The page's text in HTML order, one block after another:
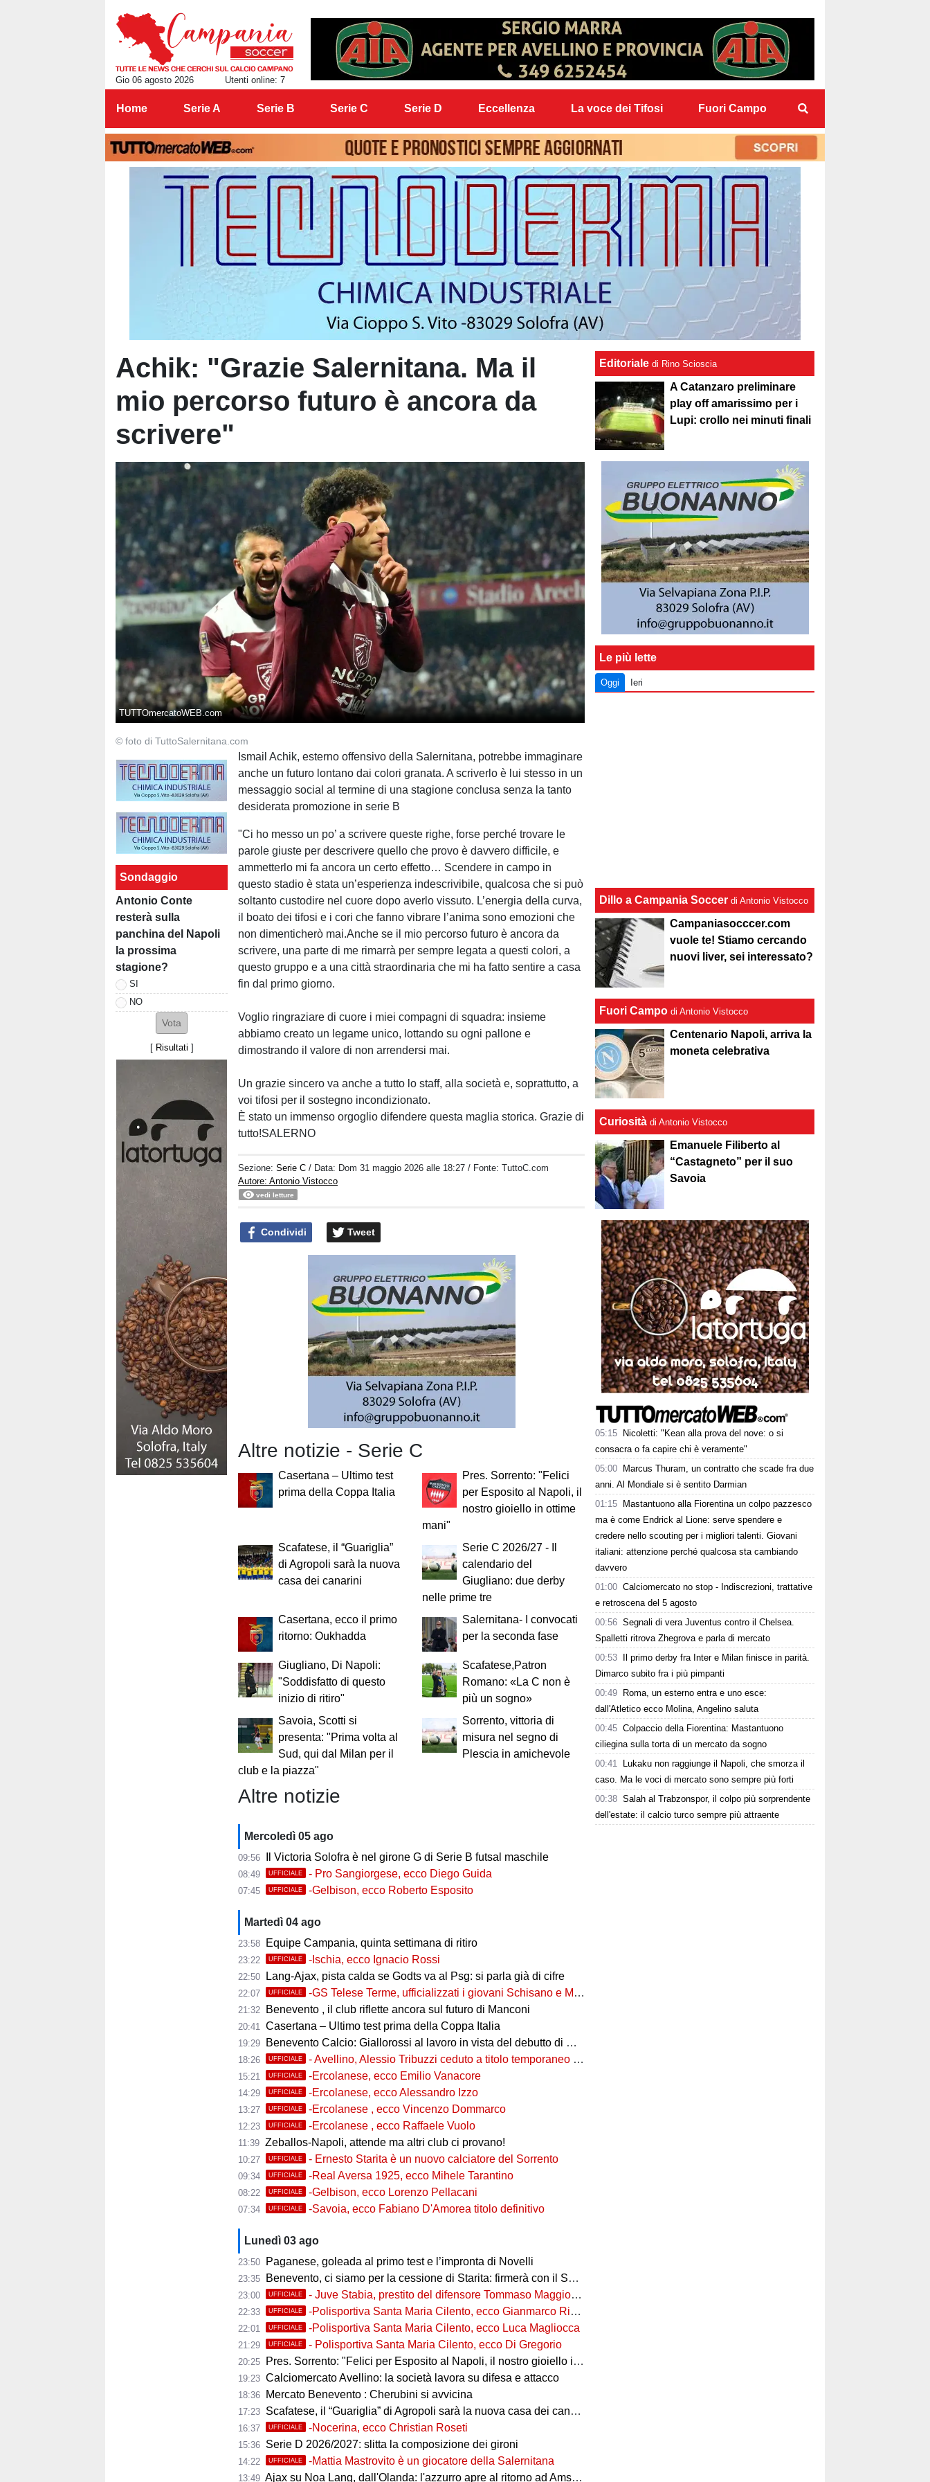
Gio 06 agosto 2026 Utenti online: 7
Home Serie A Serie B Serie C Serie D Eccellenza La voce dei Tifosi Fuori Campo
Achik: "Grazie Salernitana. Ma il
mio percorso futuro è ancora da
scrivere"
TUTTOmercatoWEB.com
© foto di TuttoSalernitana.com
Sondaggio
Antonio Conte
resterà sulla
panchina del Napoli
la prossima
stagione?
SI
NO
[ Risultati ]
Ismail Achik, esterno offensivo della Salernitana, potrebbe immaginare
anche un futuro lontano dai colori granata. A scriverlo è lui stesso in un
messaggio social al termine di una stagione conclusa senza la tanto
desiderata promozione in serie B
"Ci ho messo un po’ a scrivere queste righe, forse perché trovare le
parole giuste per descrivere quello che provo è davvero difficile, e
ammetterlo mi fa ancora un certo effetto… Scendere in campo in
questo stadio è stata un’esperienza indescrivibile, qualcosa che si può
soltanto custodire nel cuore dopo averlo vissuto. L’energia della curva,
il boato dei tifosi e i cori che fanno vibrare l’anima sono emozioni che
non dimenticherò mai.Anche se il mio percorso futuro è ancora da
scrivere, una parte di me rimarrà per sempre legata a questi colori, a
questo gruppo e a una città straordinaria che mi ha fatto sentire a casa
fin dal primo giorno.
Voglio ringraziare di cuore i miei compagni di squadra: insieme
abbiamo creato un legame unico, lottando su ogni pallone e
dimostrando il valore di non arrendersi mai.
Un grazie sincero va anche a tutto lo staff, alla società e, soprattutto, a
voi tifosi per il sostegno incondizionato.
È stato un immenso orgoglio difendere questa maglia storica. Grazie di
tutto!SALERNO
Sezione:Serie C / Data: Dom 31 maggio 2026 alle 18:27 / Fonte: TuttoC.com
Autore: Antonio Vistocco
vedi letture
Condividi Tweet
Altre notizie - Serie C
Casertana – Ultimo test
prima della Coppa Italia
Pres. Sorrento: "Felici
per Esposito al Napoli, il
nostro gioiello in ottime
mani"
Scafatese, il “Guariglia”
di Agropoli sarà la nuova
casa dei canarini
Serie C 2026/27 - Il
calendario del
Giugliano: due derby
nelle prime tre
Casertana, ecco il primo
ritorno: Oukhadda
Salernitana- I convocati
per la seconda fase
Giugliano, Di Napoli:
"Soddisfatto di questo
inizio di ritiro"
Scafatese,Patron
Romano: «La C non è
più un sogno»
Savoia, Scotti si
presenta: "Prima volta al
Sud, qui dal Milan per il
club e la piazza"
Sorrento, vittoria di
misura nel segno di
Plescia in amichevole
Altre notizie
Mercoledì 05 ago
09:56 Il Victoria Solofra è nel girone G di Serie B futsal maschile
08:49 UFFICIALE - Pro Sangiorgese, ecco Diego Guida
07:45 UFFICIALE -Gelbison, ecco Roberto Esposito
Martedì 04 ago
23:58 Equipe Campania, quinta settimana di ritiro
23:22 UFFICIALE -Ischia, ecco Ignacio Rossi
22:50 Lang-Ajax, pista calda se Godts va al Psg: si parla già di cifre
22:07 UFFICIALE -GS Telese Terme, ufficializzati i giovani Schisano e Miretto
21:32 Benevento , il club riflette ancora sul futuro di Manconi
20:41 Casertana – Ultimo test prima della Coppa Italia
19:29 Benevento Calcio: Giallorossi al lavoro in vista del debutto di Coppa Italia
18:26 UFFICIALE - Avellino, Alessio Tribuzzi ceduto a titolo temporaneo al Bari
15:21 UFFICIALE -Ercolanese, ecco Emilio Vanacore
14:29 UFFICIALE -Ercolanese, ecco Alessandro Izzo
13:27 UFFICIALE -Ercolanese , ecco Vincenzo Dommarco
12:23 UFFICIALE -Ercolanese , ecco Raffaele Vuolo
11:39 Zeballos-Napoli, attende ma altri club ci provano!
10:27 UFFICIALE - Ernesto Starita è un nuovo calciatore del Sorrento
09:34 UFFICIALE -Real Aversa 1925, ecco Mihele Tarantino
08:22 UFFICIALE -Gelbison, ecco Lorenzo Pellacani
07:34 UFFICIALE -Savoia, ecco Fabiano D'Amorea titolo definitivo
Lunedì 03 ago
23:50 Paganese, goleada al primo test e l’impronta di Novelli
23:35 Benevento, ci siamo per la cessione di Starita: firmerà con il Sorrento in Serie C
23:00 UFFICIALE - Juve Stabia, prestito del difensore Tommaso Maggioni dal Mantova
22:33 UFFICIALE -Polisportiva Santa Maria Cilento, ecco Gianmarco Rizzo
22:01 UFFICIALE -Polisportiva Santa Maria Cilento, ecco Luca Magliocca
21:29 UFFICIALE - Polisportiva Santa Maria Cilento, ecco Di Gregorio
20:25 Pres. Sorrento: "Felici per Esposito al Napoli, il nostro gioiello in ottime mani"
19:23 Calciomercato Avellino: la società lavora su difesa e attacco
18:36 Mercato Benevento : Cherubini si avvicina
17:23 Scafatese, il “Guariglia” di Agropoli sarà la nuova casa dei canarini
16:37 UFFICIALE -Nocerina, ecco Christian Roseti
15:36 Serie D 2026/2027: slitta la composizione dei gironi
14:22 UFFICIALE -Mattia Mastrovito è un giocatore della Salernitana
13:49 Ajax su Noa Lang, dall'Olanda: l'azzurro apre al ritorno ad Amsterdam!
Editoriale di Rino Scioscia
A Catanzaro preliminare
play off amarissimo per i
Lupi: crollo nei minuti finali
Le più lette
Oggi Ieri
Dillo a Campania Soccer di Antonio Vistocco
Campaniasocccer.com
vuole te! Stiamo cercando
nuovi liver, sei interessato?
Fuori Campo di Antonio Vistocco
Centenario Napoli, arriva la
moneta celebrativa
Curiosità di Antonio Vistocco
Emanuele Filiberto al
“Castagneto” per il suo
Savoia
05:15
Nicoletti: "Kean alla prova del nove: o si
consacra o fa capire chi è veramente"
05:00
Marcus Thuram, un contratto che scade fra due
anni. Al Mondiale si è sentito Darmian
01:15
Mastantuono alla Fiorentina un colpo pazzesco
ma è come Endrick al Lione: serve spendere e
credere nello scouting per i migliori talenti. Giovani
italiani: attenzione perché qualcosa sta cambiando
davvero
01:00 Calciomercato no stop - Indiscrezioni, trattative
e retroscena del 5 agosto
00:56 Segnali di vera Juventus contro il Chelsea.
Spalletti ritrova Zhegrova e parla di mercato
00:53
Il primo derby fra Inter e Milan finisce in parità.
Dimarco subito fra i più pimpanti
00:49
Roma, un esterno entra e uno esce:
dall'Atletico ecco Molina, Angelino saluta
00:45 Colpaccio della Fiorentina: Mastantuono
ciliegina sulla torta di un mercato da sogno
00:41
Lukaku non raggiunge il Napoli, che smorza il
caso. Ma le voci di mercato sono sempre più forti
00:38 Salah al Trabzonspor, il colpo più sorprendente
dell'estate: il calcio turco sempre più attraente